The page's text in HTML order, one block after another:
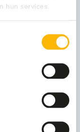
hun services.
geeft u
look. Een
ook gebruikt, met
dispenser altijd in
flacon tegen
controle van